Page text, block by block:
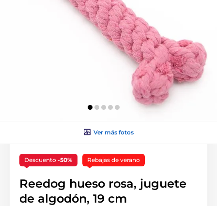
Ver más fotos
Descuento -50% Rebajas de verano
Reedog hueso rosa, juguete
de algodón, 19 cm